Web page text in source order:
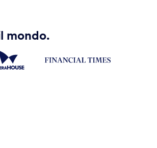
mondo.